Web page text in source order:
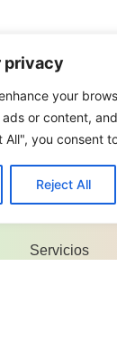
privacy
your
or content,
you consent
Reject All
MENÚ
Inicio
Sobre nosotros
Servicios